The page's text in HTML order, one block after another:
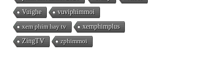
Vuighe
vuviphimmoi
xem phim hay tv
xemphimplus
ZingTV
zphimmoi